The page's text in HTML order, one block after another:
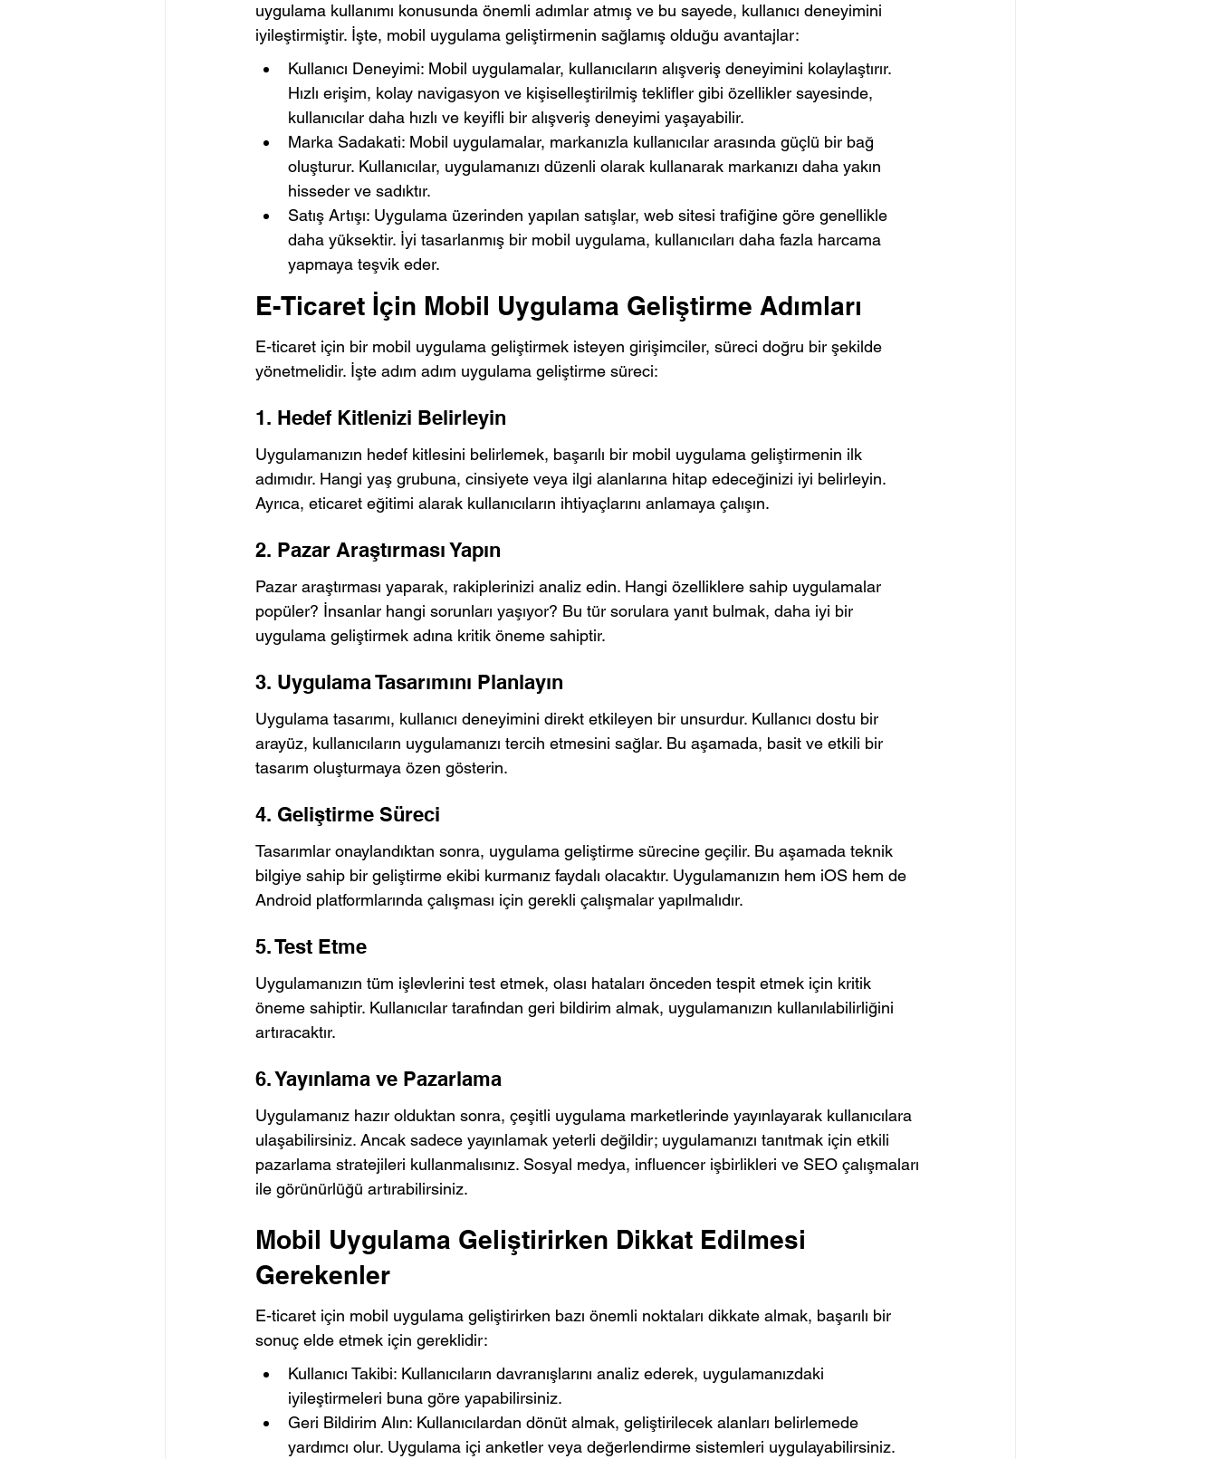
uygulama kullanımı konusunda önemli adımlar atmış ve bu sayede, kullanıcı deneyimini
iyileştirmiştir. İşte, mobil uygulama geliştirmenin sağlamış olduğu avantajlar:
Kullanıcı Deneyimi: Mobil uygulamalar, kullanıcıların alışveriş deneyimini kolaylaştırır.
Hızlı erişim, kolay navigasyon ve kişiselleştirilmiş teklifler gibi özellikler sayesinde,
kullanıcılar daha hızlı ve keyifli bir alışveriş deneyimi yaşayabilir.
Marka Sadakati: Mobil uygulamalar, markanızla kullanıcılar arasında güçlü bir bağ
oluşturur. Kullanıcılar, uygulamanızı düzenli olarak kullanarak markanızı daha yakın
hisseder ve sadıktır.
Satış Artışı: Uygulama üzerinden yapılan satışlar, web sitesi trafiğine göre genellikle
daha yüksektir. İyi tasarlanmış bir mobil uygulama, kullanıcıları daha fazla harcama
yapmaya teşvik eder.
E-Ticaret İçin Mobil Uygulama Geliştirme Adımları
E-ticaret için bir mobil uygulama geliştirmek isteyen girişimciler, süreci doğru bir şekilde
yönetmelidir. İşte adım adım uygulama geliştirme süreci:
1. Hedef Kitlenizi Belirleyin
Uygulamanızın hedef kitlesini belirlemek, başarılı bir mobil uygulama geliştirmenin ilk
adımıdır. Hangi yaş grubuna, cinsiyete veya ilgi alanlarına hitap edeceğinizi iyi belirleyin.
Ayrıca, eticaret eğitimi alarak kullanıcıların ihtiyaçlarını anlamaya çalışın.
2. Pazar Araştırması Yapın
Pazar araştırması yaparak, rakiplerinizi analiz edin. Hangi özelliklere sahip uygulamalar
popüler? İnsanlar hangi sorunları yaşıyor? Bu tür sorulara yanıt bulmak, daha iyi bir
uygulama geliştirmek adına kritik öneme sahiptir.
3. Uygulama Tasarımını Planlayın
Uygulama tasarımı, kullanıcı deneyimini direkt etkileyen bir unsurdur. Kullanıcı dostu bir
arayüz, kullanıcıların uygulamanızı tercih etmesini sağlar. Bu aşamada, basit ve etkili bir
tasarım oluşturmaya özen gösterin.
4. Geliştirme Süreci
Tasarımlar onaylandıktan sonra, uygulama geliştirme sürecine geçilir. Bu aşamada teknik
bilgiye sahip bir geliştirme ekibi kurmanız faydalı olacaktır. Uygulamanızın hem iOS hem de
Android platformlarında çalışması için gerekli çalışmalar yapılmalıdır.
5. Test Etme
Uygulamanızın tüm işlevlerini test etmek, olası hataları önceden tespit etmek için kritik
öneme sahiptir. Kullanıcılar tarafından geri bildirim almak, uygulamanızın kullanılabilirliğini
artıracaktır.
6. Yayınlama ve Pazarlama
Uygulamanız hazır olduktan sonra, çeşitli uygulama marketlerinde yayınlayarak kullanıcılara
ulaşabilirsiniz. Ancak sadece yayınlamak yeterli değildir; uygulamanızı tanıtmak için etkili
pazarlama stratejileri kullanmalısınız. Sosyal medya, influencer işbirlikleri ve SEO çalışmaları
ile görünürlüğü artırabilirsiniz.
Mobil Uygulama Geliştirirken Dikkat Edilmesi
Gerekenler
E-ticaret için mobil uygulama geliştirirken bazı önemli noktaları dikkate almak, başarılı bir
sonuç elde etmek için gereklidir:
Kullanıcı Takibi: Kullanıcıların davranışlarını analiz ederek, uygulamanızdaki
iyileştirmeleri buna göre yapabilirsiniz.
Geri Bildirim Alın: Kullanıcılardan dönüt almak, geliştirilecek alanları belirlemede
yardımcı olur. Uygulama içi anketler veya değerlendirme sistemleri uygulayabilirsiniz.